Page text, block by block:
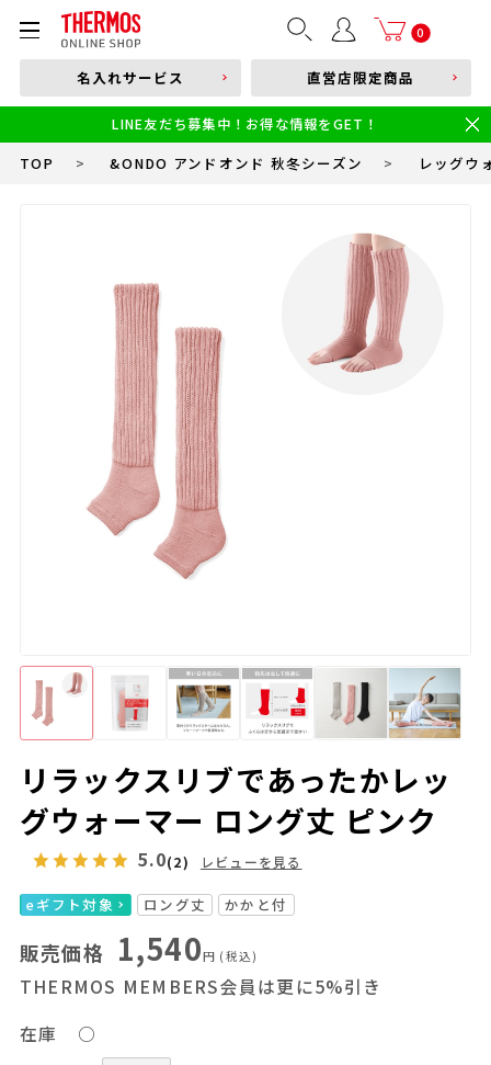
0
部品購入はこちら
本体品番やキーワードを入力
食洗機対応 新製品
幼児・園児向け水筒
小学生 低・中学年向け水筒
小学生 中・高学年向け水筒
名入れサービス 直営店限定商品
LINE友だち募集中！お得な情報をGET！
TOP > &ONDO アンドオンド 秋冬シーズン > レッグウ
リラックスリブであったかレッ
グウォーマー ロング丈 ピンク
5.0(2) レビューを見る
eギフト対象 ロング丈 かかと付
販売価格 1,540円 (税込)
THERMOS MEMBERS会員は更に5%引き
在庫
○